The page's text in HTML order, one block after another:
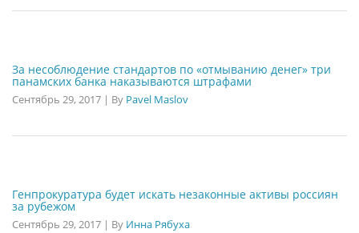
За несоблюдение стандартов по «отмыванию денег» три
панамских банка наказываются штрафами
Сентябрь 29, 2017 | By Pavel Maslov
Генпрокуратура будет искать незаконные активы россиян
за рубежом
Сентябрь 29, 2017 | By Инна Рябуха